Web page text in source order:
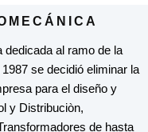
al ramo de la
se decidió eliminar la
para el diseño y
y Distribuciòn,
de hasta